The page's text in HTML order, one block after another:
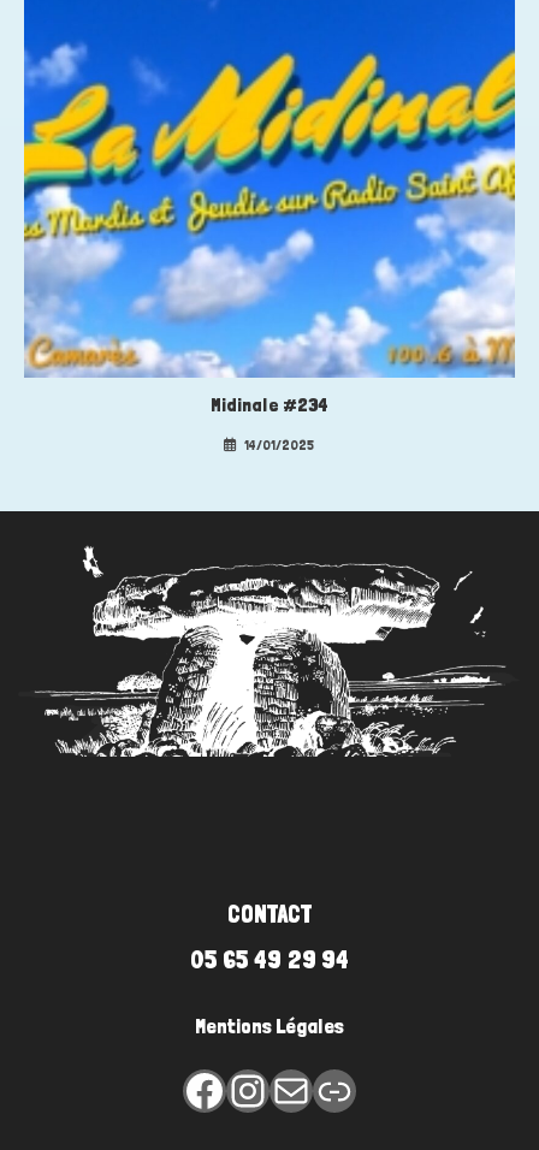
Midinale #234
14/01/2025
CONTACT
05 65 49 29 94
Mentions Légales
FacebookInstagram
E-mail Lien